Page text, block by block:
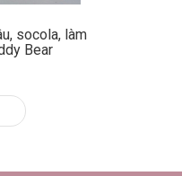
socola, làm
Bear